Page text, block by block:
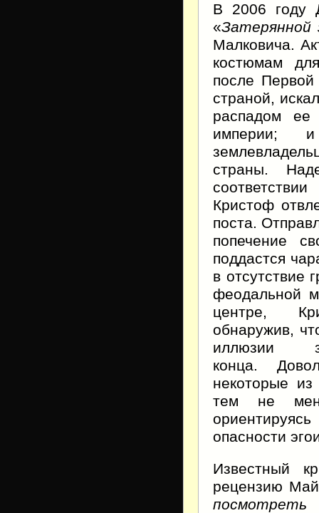
В 2006 году
«Затерянной
Малковича.
костюмам
после
страной,
распадом ее
империи;
страны.
Кристоф
поста.
попечение
поддастся
в отсутствие
феодальной
центре,
обнаружив,
иллюзии
конца.
некоторые
тем не
опасности
Известный
рецензию